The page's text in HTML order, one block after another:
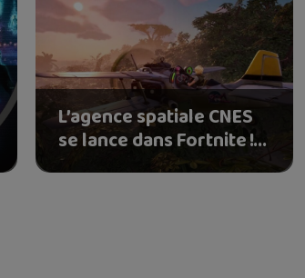
L’agence spatiale CNES
se lance dans Fortnite !...